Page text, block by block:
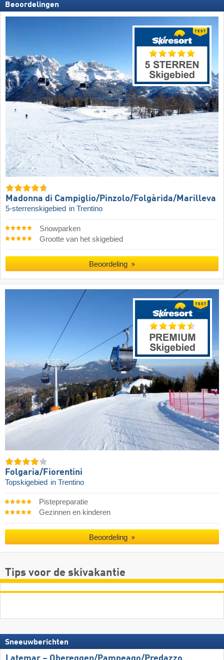
Beoordelingen
Madonna di Campiglio/​Pinzolo/​Folgàrida/​Marilleva
5-sterrenskigebied in Trentino
Snowparken
Grootte van het skigebied
Beoordeling
Folgaria/​Fiorentini
Topskigebied in Trentino
Pistepreparatie
Gezinnen en kinderen
Beoordeling
Tips voor de skivakantie
Sneeuwberichten